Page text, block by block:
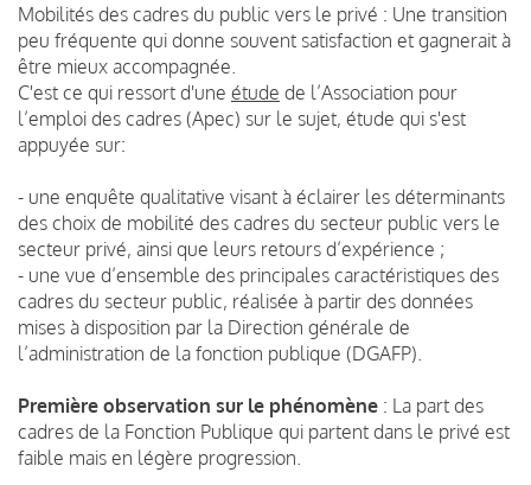
Mobilités des cadres du public vers le privé : Une transition
peu fréquente qui donne souvent satisfaction et gagnerait à
être mieux accompagnée.
C'est ce qui ressort d'une étude de l’Association pour
l’emploi des cadres (Apec) sur le sujet, étude qui s'est
appuyée sur:
- une enquête qualitative visant à éclairer les déterminants
des choix de mobilité des cadres du secteur public vers le
secteur privé, ainsi que leurs retours d’expérience ;
- une vue d’ensemble des principales caractéristiques des
cadres du secteur public, réalisée à partir des données
mises à disposition par la Direction générale de
l’administration de la fonction publique (DGAFP).
Première observation sur le phénomène : La part des
cadres de la Fonction Publique qui partent dans le privé est
faible mais en légère progression.